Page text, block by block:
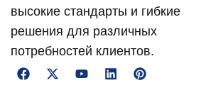
высокие стандарты и гибкие
решения для различных
потребностей клиентов.